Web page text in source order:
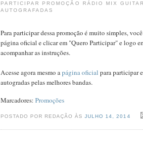
PARTICIPAR PROMOÇÃO RÁDIO MIX
AUTOGRAFADAS
Para participar dessa promoção é muito simples, você
página oficial e clicar em "Quero Participar" e logo
acompanhar as instruções.
Acesse agora mesmo apágina oficial para participar
autogradas pelas melhores bandas.
Marcadores: Promoções
POSTADO POR REDAÇÃO ÀSJULHO 14, 2014